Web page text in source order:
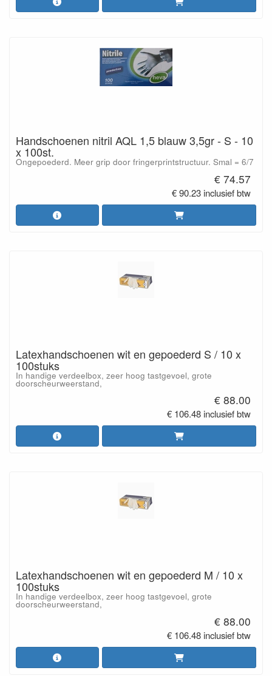
Handschoenen nitril AQL 1,5 blauw 3,5gr - S - 10
x 100st.
Ongepoederd. Meer grip door fringerprintstructuur. Smal = 6/7
€ 74.57
€ 90.23 inclusief btw
Latexhandschoenen wit en gepoederd S / 10 x
100stuks
In handige verdeelbox, zeer hoog tastgevoel, grote
doorscheurweerstand,
€ 88.00
€ 106.48 inclusief btw
Latexhandschoenen wit en gepoederd M / 10 x
100stuks
In handige verdeelbox, zeer hoog tastgevoel, grote
doorscheurweerstand,
€ 88.00
€ 106.48 inclusief btw